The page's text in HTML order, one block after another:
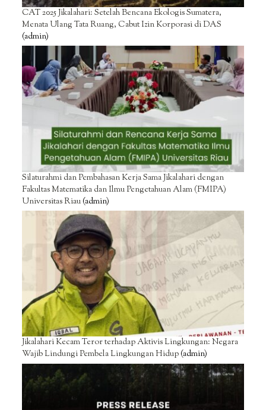
CAT 2025 Jikalahari: Setelah Bencana Ekologis Sumatera,
Menata Ulang Tata Ruang, Cabut Izin Korporasi di DAS
(admin)
Silaturahmi dan Pembahasan Kerja Sama Jikalahari dengan
Fakultas Matematika dan Ilmu Pengetahuan Alam (FMIPA)
Universitas Riau(admin)
Jikalahari Kecam Teror terhadap Aktivis Lingkungan: Negara
Wajib Lindungi Pembela Lingkungan Hidup(admin)